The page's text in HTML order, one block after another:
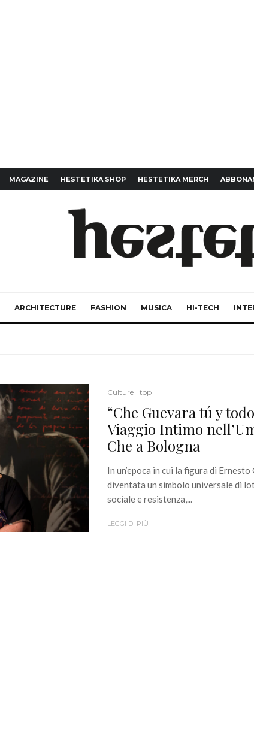
MAGAZINE HESTETIKA SHOP HESTETIKA MERCH
ARCHITECTURE FASHION MUSICA HI-TECH
Culture top
“Che Guevara tú y
Viaggio Intimo
Che a Bologna
In un’epoca in cui la figura di Ernesto
diventata un simbolo universale di
sociale e resistenza,...
LEGGI DI PIÙ